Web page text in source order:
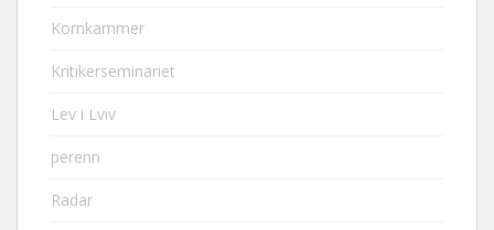
Kornkammer
Kritikerseminariet
Lev i Lviv
perenn
Radar